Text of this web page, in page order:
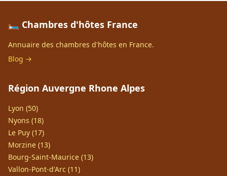
🛏️ Chambres d'hôtes France
Annuaire des chambres d'hôtes en France.
Blog →
Région Auvergne Rhone Alpes
Lyon (50)
Nyons (18)
Le Puy (17)
Morzine (13)
Bourg-Saint-Maurice (13)
Vallon-Pont-d'Arc (11)